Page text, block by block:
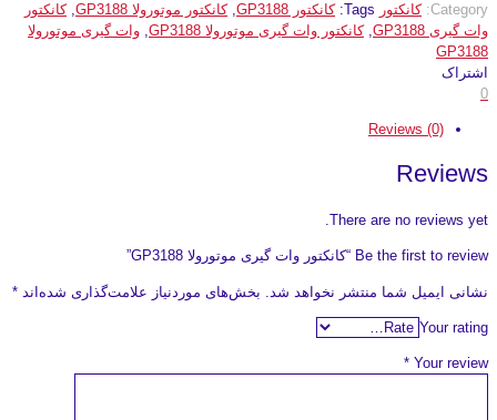
Category: کانکتور Tags: کانکتور GP3188 ,کانکتور موتورولا GP3188 ,کانکتور
وات گیری GP3188
,کانکتور وات گیری موتورولا GP3188 , وات گیری موتورولا
GP3188
اشتراک
0
Reviews (0)
Reviews
There are no reviews yet.
Be the first to review “کانکتور وات گیری موتورولا GP3188”
نشانی ایمیل شما منتشر نخواهد شد. بخش‌های موردنیاز علامت‌گذاری شده‌اند *
Your rating
Your review
*